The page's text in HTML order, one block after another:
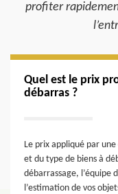
profiter
Quel est le prix
débarras ?
Le prix appliqué par
et du type de biens à
débarrassage, l’équipe
l’estimation de vos